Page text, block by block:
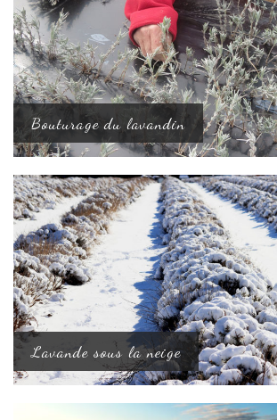
Bouturage du lavandin
Lavande sous la neige